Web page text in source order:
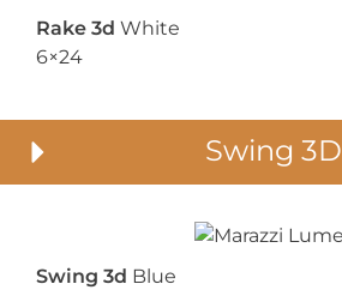
Rake 3d White
6×24
Swing 3D
Swing 3d Blue